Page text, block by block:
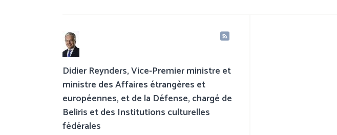
Didier Reynders, Vice-Premier ministre et
ministre des Affaires étrangères et
européennes, et de la Défense, chargé de
Beliris et des Institutions culturelles
fédérales